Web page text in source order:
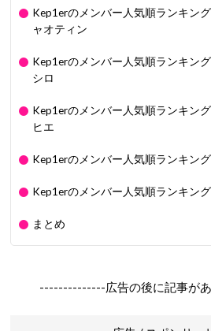
Kep1erのメンバー人気順ランキン
ャオティン
Kep1erのメンバー人気順ランキン
シロ
Kep1erのメンバー人気順ランキン
ヒエ
Kep1erのメンバー人気順ランキング
Kep1erのメンバー人気順ランキング
まとめ
--------------広告の後に記事が